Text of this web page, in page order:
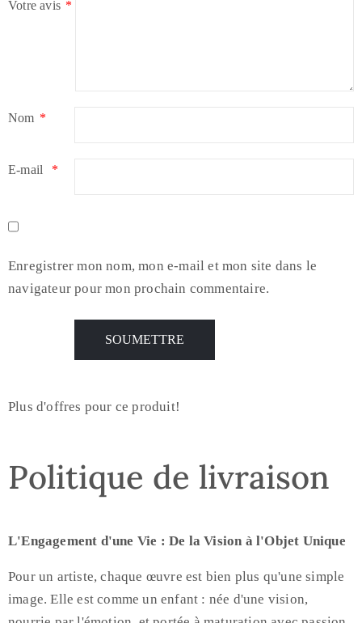
Votre avis *
Nom *
E-mail *
Enregistrer mon nom, mon e-mail et mon site dans le
navigateur pour mon prochain commentaire.
Plus d'offres pour ce produit!
Politique de livraison
L'Engagement d'une Vie : De la Vision à l'Objet Unique
Pour un artiste, chaque œuvre est bien plus qu'une simple
image. Elle est comme un enfant : née d'une vision,